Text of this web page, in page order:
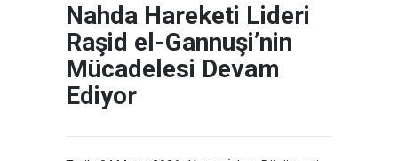
Nahda Hareketi Lideri
Raşid el-Gannuşi’nin
Mücadelesi Devam
Ediyor